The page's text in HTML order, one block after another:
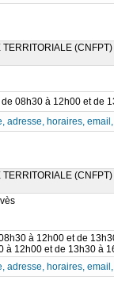
08h30 à 12h00 et de
adresse, horaires,
à 12h00 et de
à 12h00 et de 13h30 à
adresse, horaires,